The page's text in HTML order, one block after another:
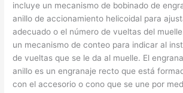
incluye un mecanismo de bobinado de
anillo de accionamiento helicoidal para
adecuado o el número de vueltas del
un mecanismo de conteo para indicar al
de vueltas que se le da al muelle. El
anillo es un engranaje recto que está
con el accesorio o cono que se une por